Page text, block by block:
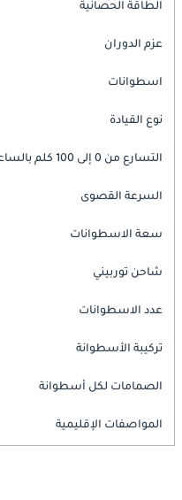
الطاقة الحصانية
عزم الدوران
اسطوانات
نوع القيادة
التسارع من 0 إلى 100 كلم بالساعة
السرعة القصوى
سعة الاسطوانات
شاحن توربيني
عدد الاسطوانات
تركيبة الأسطوانة
الصمامات لكل أسطوانة
المواصفات الإقليمية